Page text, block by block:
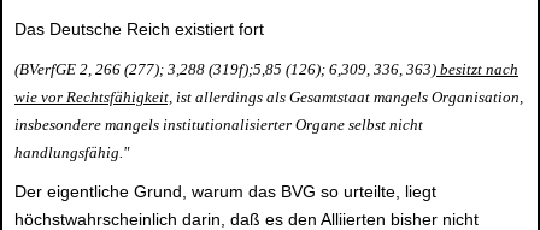
Das Deutsche Reich existiert fort
(BVerfGE 2, 266 (277); 3,288 (319f);5,85 (126); 6,309, 336, 363) besitzt nach
wie vor Rechtsfähigkeit, ist allerdings als Gesamtstaat mangels Organisation,
insbesondere mangels institutionalisierter Organe selbst nicht
handlungsfähig."
Der eigentliche Grund, warum das BVG so urteilte, liegt
höchstwahrscheinlich darin, daß es den Alliierten bisher nicht